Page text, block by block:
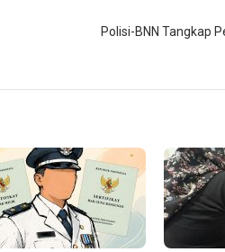
Polisi-BNN Tangkap